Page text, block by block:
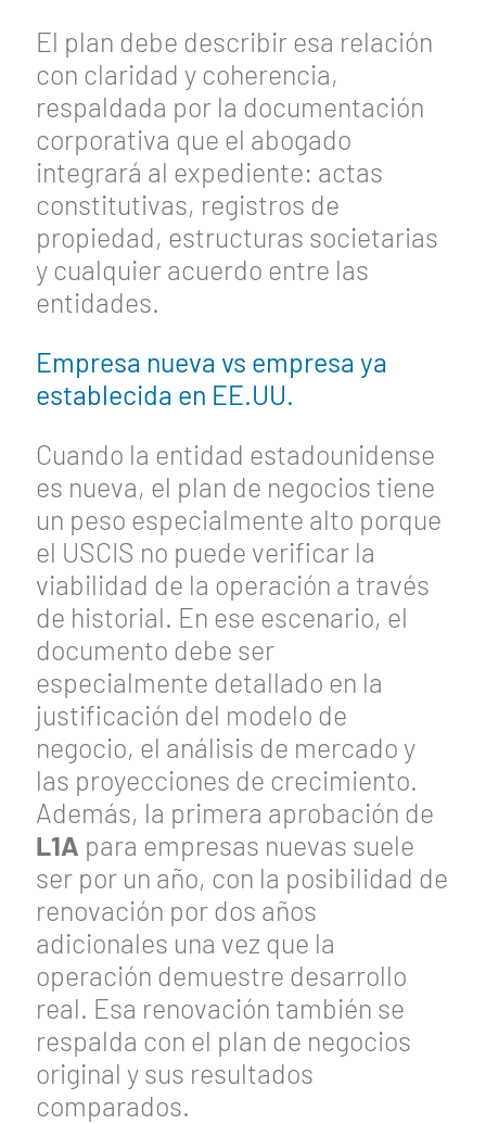
El plan debe describir esa relación
con claridad y coherencia,
respaldada por la documentación
corporativa que el abogado
integrará al expediente: actas
constitutivas, registros de
propiedad, estructuras societarias
y cualquier acuerdo entre las
entidades.
Empresa nueva vs empresa ya
establecida en EE.UU.
Cuando la entidad estadounidense
es nueva, el plan de negocios tiene
un peso especialmente alto porque
el USCIS no puede verificar la
viabilidad de la operación a través
de historial. En ese escenario, el
documento debe ser
especialmente detallado en la
justificación del modelo de
negocio, el análisis de mercado y
las proyecciones de crecimiento.
Además, la primera aprobación de
L1A para empresas nuevas suele
ser por un año, con la posibilidad de
renovación por dos años
adicionales una vez que la
operación demuestre desarrollo
real. Esa renovación también se
respalda con el plan de negocios
original y sus resultados
comparados.